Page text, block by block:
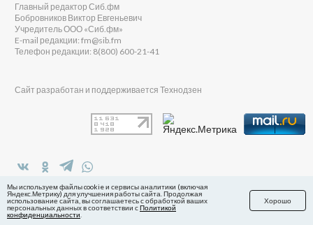
в Яндекс.Дзен
Главный редактор Сиб.фм
Бобровников Виктор Евгеньевич
Учредитель ООО «Сиб.фм»
E-mail редакции: fm@sib.fm
Телефон редакции: 8(800) 600-21-41
Сайт разработан и поддерживается Технодзен
Мы используем файлы cookie и сервисы аналитики (включая
Яндекс.Метрику) для улучшения работы сайта. Продолжая
использование сайта, вы соглашаетесь с обработкой ваших
персональных данных в соответствии сПолитикой
конфиденциальности
Хорошо